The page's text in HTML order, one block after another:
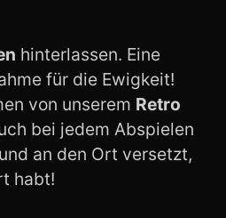
hinterlassen. Eine
für die Ewigkeit!
von unserem Retro
bei jedem Abspielen
an den Ort versetzt,
habt!